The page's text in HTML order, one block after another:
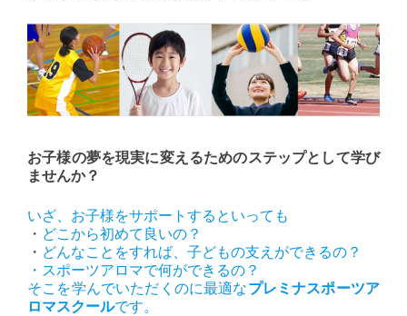
お子様の夢を現実に変えるためのステップとして学び
ませんか？
いざ、お子様をサポートするといっても
・ どこから初めて良いの？
・ どんなことをすれば、子どもの支えができるの？
・スポーツアロマで何ができるの？
そこを学んでいただくのに最適なプレミナスポーツア
ロマスクールです。